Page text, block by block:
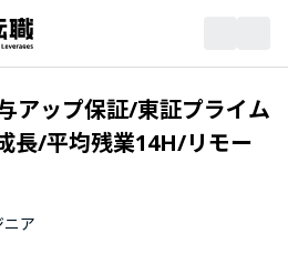
アップ保証/東証プライム
長/平均残業14H/リモー
ア